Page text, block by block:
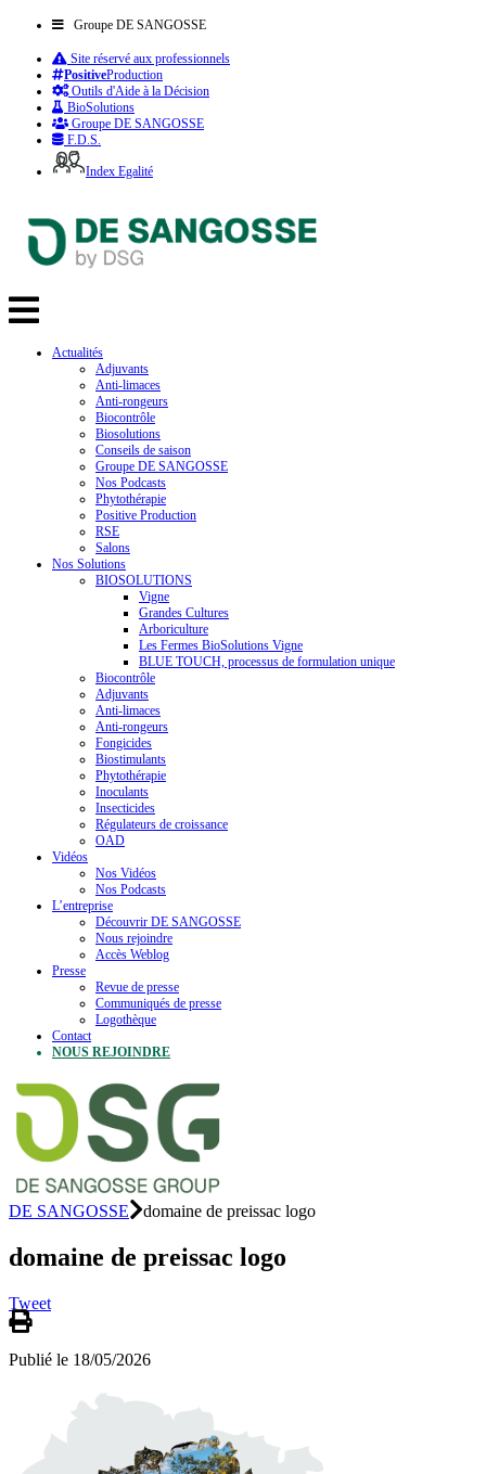
Groupe DE SANGOSSE
Site réservé aux professionnels
PositiveProduction
Outils d'Aide à la Décision
BioSolutions
Groupe DE SANGOSSE
F.D.S.
Index Egalité
Actualités
Adjuvants
Anti-limaces
Anti-rongeurs
Biocontrôle
Biosolutions
Conseils de saison
Groupe DE SANGOSSE
Nos Podcasts
Phytothérapie
Positive Production
RSE
Salons
Nos Solutions
BIOSOLUTIONS
Vigne
Grandes Cultures
Arboriculture
Les Fermes BioSolutions Vigne
BLUE TOUCH, processus de formulation unique
Biocontrôle
Adjuvants
Anti-limaces
Anti-rongeurs
Fongicides
Biostimulants
Phytothérapie
Inoculants
Insecticides
Régulateurs de croissance
OAD
Vidéos
Nos Vidéos
Nos Podcasts
L’entreprise
Découvrir DE SANGOSSE
Nous rejoindre
Accès Weblog
Presse
Revue de presse
Communiqués de presse
Logothèque
Contact
NOUS REJOINDRE
DE SANGOSSE domaine de preissac logo
domaine de preissac logo
Tweet
Publié le 18/05/2026